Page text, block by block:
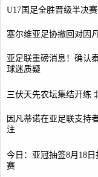
U17国足全胜晋级半决
塞尔维亚足协撤回对因
亚足联重磅消息！确认
球迷质疑
三伏天先农坛集结开练
因凡蒂诺在亚足联支持
注
今日：亚冠抽签8月18
赛